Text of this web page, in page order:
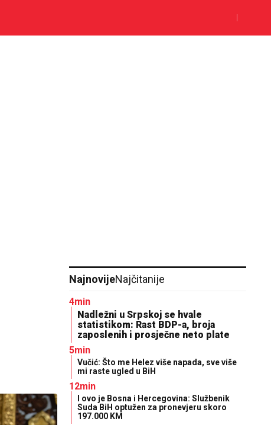
NajnovijeNajčitanije
4min
Nadležni u Srpskoj se hvale
statistikom: Rast BDP-a, broja
zaposlenih i prosječne neto plate
5min
Vučić: Što me Helez više napada, sve više
mi raste ugled u BiH
12min
I ovo je Bosna i Hercegovina: Službenik
Suda BiH optužen za pronevjeru skoro
197.000 KM